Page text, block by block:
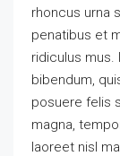
rhoncus urna
penatibus et
ridiculus
bibendum,
posuere felis
magna,
laoreet nisl